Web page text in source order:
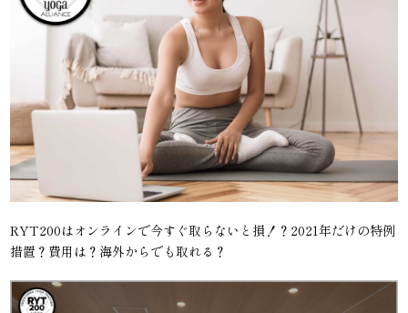
RYT200はオンラインで今すぐ取らないと損！？2021年だけの特例
措置？費用は？海外からでも取れる？